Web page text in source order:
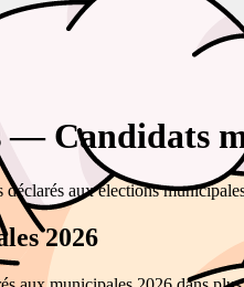
Candidats
aux élections
2026